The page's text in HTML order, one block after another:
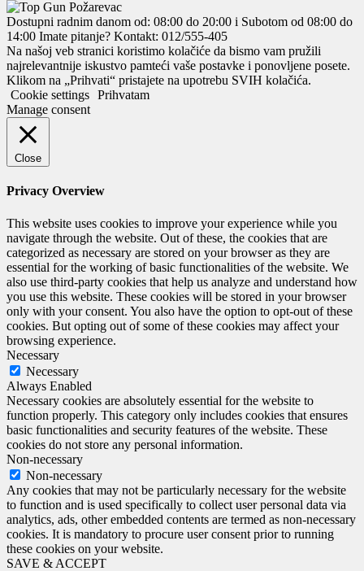
Dostupni radnim danom od: 08:00 do 20:00 i Subotom od 08:00 do
14:00 Imate pitanje? Kontakt: 012/555-405
Na našoj veb stranici koristimo kolačiće da bismo vam pružili
najrelevantnije iskustvo pamteći vaše postavke i ponovljene posete.
Klikom na „Prihvati“ pristajete na upotrebu SVIH kolačića.
Cookie settings Prihvatam
Manage consent
Close
Privacy Overview
This website uses cookies to improve your experience while you
navigate through the website. Out of these, the cookies that are
categorized as necessary are stored on your browser as they are
essential for the working of basic functionalities of the website. We
also use third-party cookies that help us analyze and understand how
you use this website. These cookies will be stored in your browser
only with your consent. You also have the option to opt-out of these
cookies. But opting out of some of these cookies may affect your
browsing experience.
Necessary
Necessary
Always Enabled
Necessary cookies are absolutely essential for the website to
function properly. This category only includes cookies that ensures
basic functionalities and security features of the website. These
cookies do not store any personal information.
Non-necessary
Non-necessary
Any cookies that may not be particularly necessary for the website
to function and is used specifically to collect user personal data via
analytics, ads, other embedded contents are termed as non-necessary
cookies. It is mandatory to procure user consent prior to running
these cookies on your website.
SAVE & ACCEPT